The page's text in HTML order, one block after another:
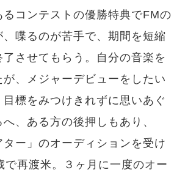
るコンテストの優勝特典でFMの
喋るのが苦手で、期間を短縮
了させてもらう。自分の音楽を
、メジャーデビューをしたい
目標をみつけきれずに思いあぐ
、ある方の後押しもあり、
ター」のオーディションを受け
で再渡米。３ヶ月に一度のオー